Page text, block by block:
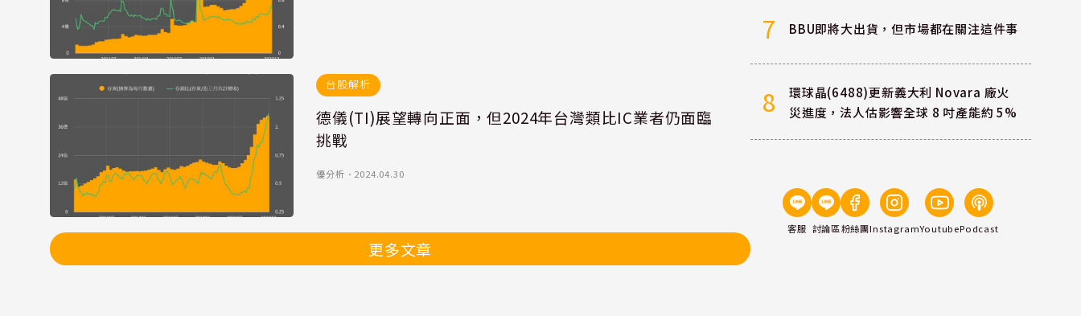
台股解析
德儀(TI)展望轉向正面，但2024年台灣類比IC業者仍面臨
挑戰
優分析 ． 2024.04.30
更多文章
7 BBU即將大出貨，但市場都在關注這件事
8
環球晶(6488)更新義大利 Novara 廠火
災進度，法人估影響全球 8 吋產能約 5%
客服 討論區粉絲團InstagramYoutubePodcast